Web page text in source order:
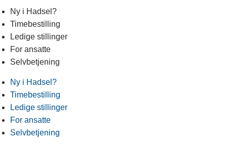
Ny i Hadsel?
Timebestilling
Ledige stillinger
For ansatte
Selvbetjening
Ny i Hadsel?
Timebestilling
Ledige stillinger
For ansatte
Selvbetjening